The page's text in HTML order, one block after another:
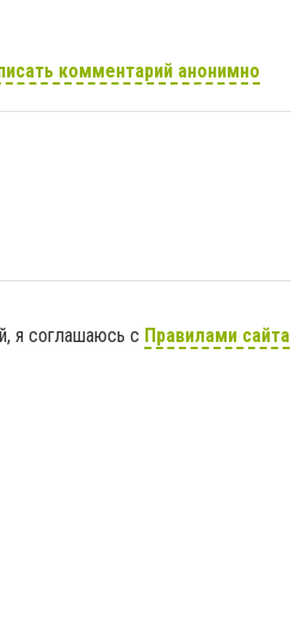
комментарий анонимно
я соглашаюсь с Правилами сайта